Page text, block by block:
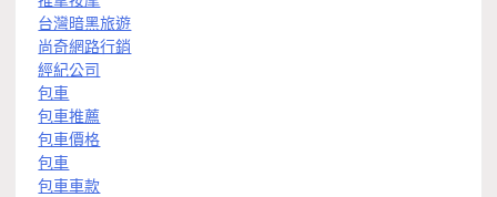
台灣暗黑旅遊
尚奇網路行銷
經紀公司
包車
包車推薦
包車價格
包車
包車車款